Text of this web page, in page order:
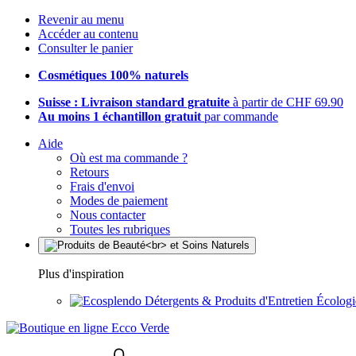
Revenir au menu
Accéder au contenu
Consulter le panier
Cosmétiques 100% naturels
Suisse : Livraison standard gratuite à partir de CHF 69.90
Au moins 1 échantillon gratuit par commande
Aide
Où est ma commande ?
Retours
Frais d'envoi
Modes de paiement
Nous contacter
Toutes les rubriques
Plus d'inspiration
Détergents & Produits d'Entretien